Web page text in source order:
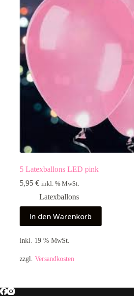
5 Latexballons LED pink
5,95 € inkl. % MwSt.
Latexballons
In den Warenkorb
inkl. 19 % MwSt.
zzgl. Versandkosten